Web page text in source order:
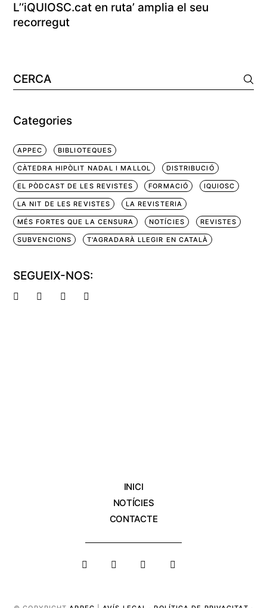
L’‘iQUIOSC.cat en ruta’ amplia el seu
recorregut
Cerca:
Categories
APPEC BIBLIOTEQUES
CÀTEDRA HIPÒLIT NADAL I MALLOL DISTRIBUCIÓ
EL PÒDCAST DE LES REVISTES FORMACIÓ IQUIOSC
LA NIT DE LES REVISTES LA REVISTERIA
MÉS FORTES QUE LA CENSURA NOTÍCIES REVISTES
SUBVENCIONS T'AGRADARÀ LLEGIR EN CATALÀ
SEGUEIX-NOS:
INICI
NOTÍCIES
CONTACTE